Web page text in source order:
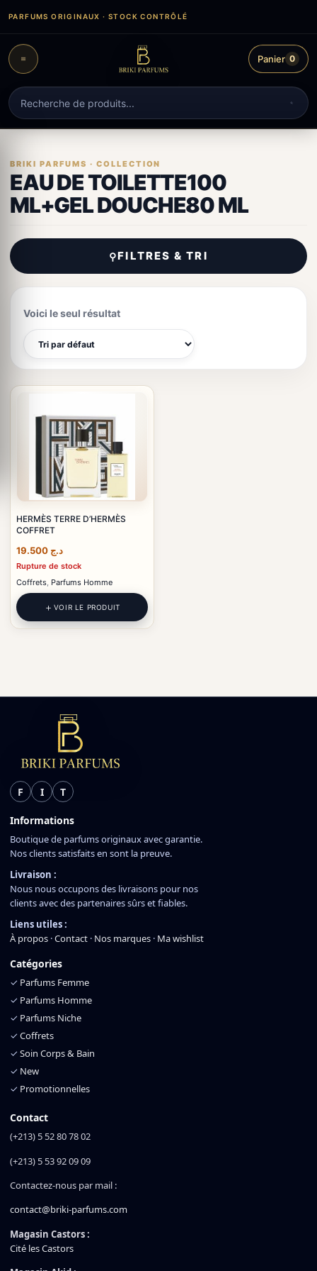
contenu
PARFUMS ORIGINAUX · STOCK CONTRÔLÉ
Recherche
de
produits
Panier 0
EAU DE TOILETTE100
ML+GEL DOUCHE80 ML
⚲FILTRES & TRI
Voici le seul résultat
HERMÈS TERRE D’HERMÈS
COFFRET
د.ج
Rupture de stock
Coffrets, Parfums Homme
VOIR LE PRODUIT
F I T
Informations
Boutique de parfums originaux avec garantie.
Nos clients satisfaits en sont la preuve.
Livraison :
Nous nous occupons des livraisons pour nos
clients avec des partenaires sûrs et fiables.
Liens utiles :
À propos ·Contact · Nos marques · Ma wishlist
Catégories
✓ Parfums Femme
✓ Parfums Homme
✓ Parfums Niche
✓ Coffrets
✓ Soin Corps & Bain
✓ New
✓ Promotionnelles
Contact
(+213) 5 52 80 78 02
(+213) 5 53 92 09 09
Contactez-nous par mail :
contact@briki-parfums.com
Magasin Castors :
Cité les Castors